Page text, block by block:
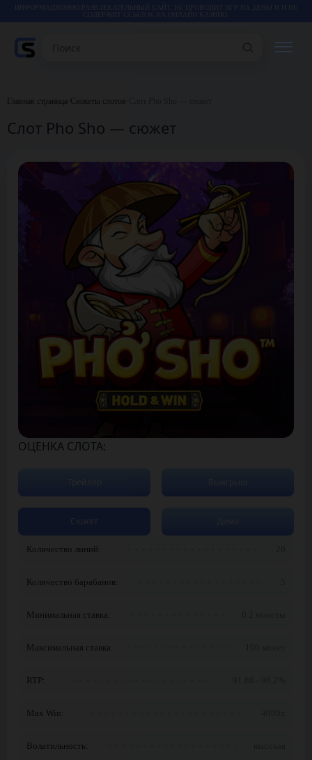
СОДЕРЖИТ ССЫЛОК НА ОНЛАЙН КАЗИНО.
КАЗИНО
Главная страница Сюжеты слотов
Слот Pho Sho — сюжет
ОЦЕНКА СЛОТА:
Количество линий:
Количество барабанов:
Минимальная ставка:
Максимальная ставка:
RTP:
Max Win:
Волатильность:
Сюжет